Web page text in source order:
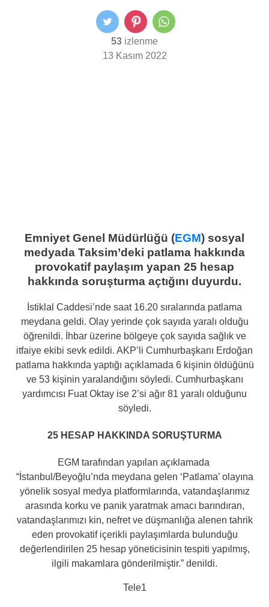
53 izlenme
13 Kasım 2022
Emniyet Genel Müdürlüğü (EGM) sosyal
medyada Taksim’deki patlama hakkında
provokatif paylaşım yapan 25 hesap
hakkında soruşturma açtığını duyurdu.
İstiklal Caddesi’nde saat 16.20 sıralarında patlama
meydana geldi. Olay yerinde çok sayıda yaralı olduğu
öğrenildi. İhbar üzerine bölgeye çok sayıda sağlık ve
itfaiye ekibi sevk edildi. AKP’li Cumhurbaşkanı Erdoğan
patlama hakkında yaptığı açıklamada 6 kişinin öldüğünü
ve 53 kişinin yaralandığını söyledi. Cumhurbaşkanı
yardımcısı Fuat Oktay ise 2’si ağır 81 yaralı olduğunu
söyledi.
25 HESAP HAKKINDA SORUŞTURMA
EGM tarafından yapılan açıklamada
“İstanbul/Beyoğlu’nda meydana gelen ‘Patlama’ olayına
yönelik sosyal medya platformlarında, vatandaşlarımız
arasında korku ve panik yaratmak amacı barındıran,
vatandaşlarımızı kin, nefret ve düşmanlığa alenen tahrik
eden provokatif içerikli paylaşımlarda bulunduğu
değerlendirilen 25 hesap yöneticisinin tespiti yapılmış,
ilgili makamlara gönderilmiştir.” denildi.
Tele1